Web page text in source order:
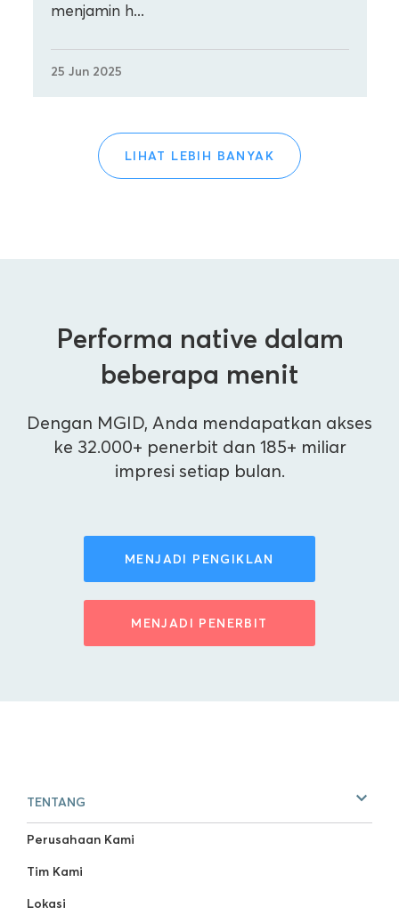
menjamin h...
25 Jun 2025
LIHAT LEBIH BANYAK
Performa native dalam
beberapa menit
Dengan MGID, Anda mendapatkan akses
ke 32.000+ penerbit dan 185+ miliar
impresi setiap bulan.
MENJADI PENGIKLAN
MENJADI PENERBIT
TENTANG
Perusahaan Kami
Tim Kami
Lokasi